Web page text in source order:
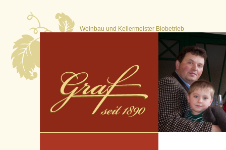
Weinbau und Kellermeister Biobetrieb